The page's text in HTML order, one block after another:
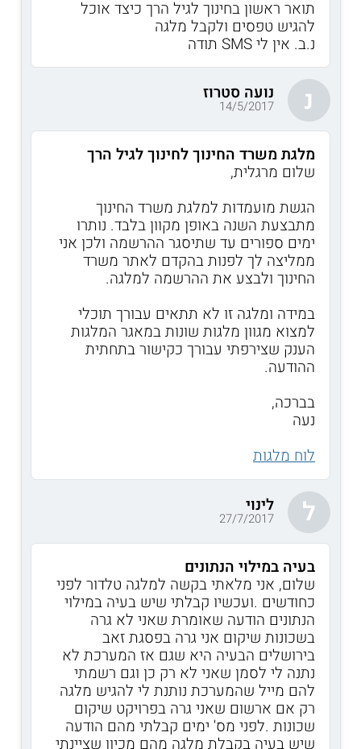
תואר ראשון בחינוך לגיל הרך כיצד אוכל
להגיש טפסים ולקבל מלגה
נ.ב. אין לי SMS תודה
נ נועה סטרוז
14/5/2017
מלגת משרד החינוך לחינוך לגיל הרך
שלום מרגלית,
הגשת מועמדות למלגת משרד החינוך
מתבצעת השנה באופן מקוון בלבד. נותרו
ימים ספורים עד שתיסגר ההרשמה ולכן אני
ממליצה לך לפנות בהקדם לאתר משרד
החינוך ולבצע את ההרשמה למלגה.
במידה ומלגה זו לא תתאים עבורך תוכלי
למצוא מגוון מלגות שונות במאגר המלגות
הענק שצירפתי עבורך כקישור בתחתית
ההודעה.
בברכה,
נעה
לוח מלגות
ל לינוי
27/7/2017
בעיה במילוי הנתונים
שלום, אני מלאתי בקשה למלגה טלדור לפני
כחודשים .ועכשיו קבלתי שיש בעיה במילוי
הנתונים הודעה שאומרת שאני לא גרה
בשכונות שיקום אני גרה בפסגת זאב
בירושלים הבעיה היא שגם אז המערכת לא
נתנה לי לסמן שאני לא רק כן וגם רשמתי
להם מייל שהמערכת נותנת לי להגיש מלגה
רק אם ארשום שאני גרה בפרויקט שיקום
שכונות .לפני מס' ימים קבלתי מהם הודעה
שיש בעיה בקבלת מלגה מהם מכיון שציינתי